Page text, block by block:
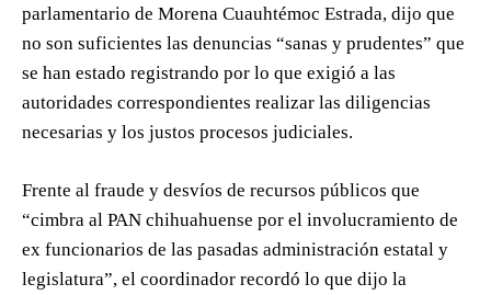
parlamentario de Morena Cuauhtémoc Estrada, dijo que
no son suficientes las denuncias “sanas y prudentes” que
se han estado registrando por lo que exigió a las
autoridades correspondientes realizar las diligencias
necesarias y los justos procesos judiciales.
Frente al fraude y desvíos de recursos públicos que
“cimbra al PAN chihuahuense por el involucramiento de
ex funcionarios de las pasadas administración estatal y
legislatura”, el coordinador recordó lo que dijo la